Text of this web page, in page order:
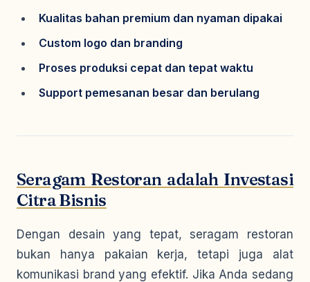
Kualitas bahan premium dan nyaman dipakai
Custom logo dan branding
Proses produksi cepat dan tepat waktu
Support pemesanan besar dan berulang
Seragam Restoran adalah Investasi
Citra Bisnis
Dengan desain yang tepat, seragam restoran
bukan hanya pakaian kerja, tetapi juga alat
komunikasi brand yang efektif. Jika Anda sedang